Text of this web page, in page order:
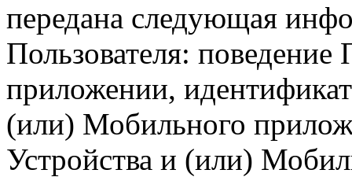
передана следующая
Пользователя:
приложении,
(или) Мобильного
Устройства и (или)